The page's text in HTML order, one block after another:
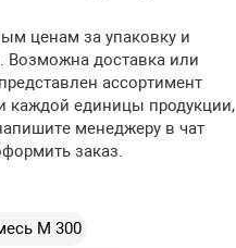
ценам за упаковку и
Возможна доставка или
ассортимент
каждой единицы продукции,
менеджеру в чат
заказ.
М 300